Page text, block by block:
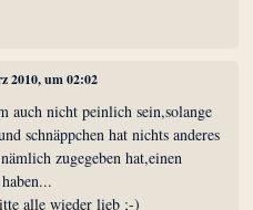
2010, um 02:02
auch nicht peinlich sein,solange
schnäppchen hat nichts anderes
zugegeben hat,einen
alle wieder lieb ;-)